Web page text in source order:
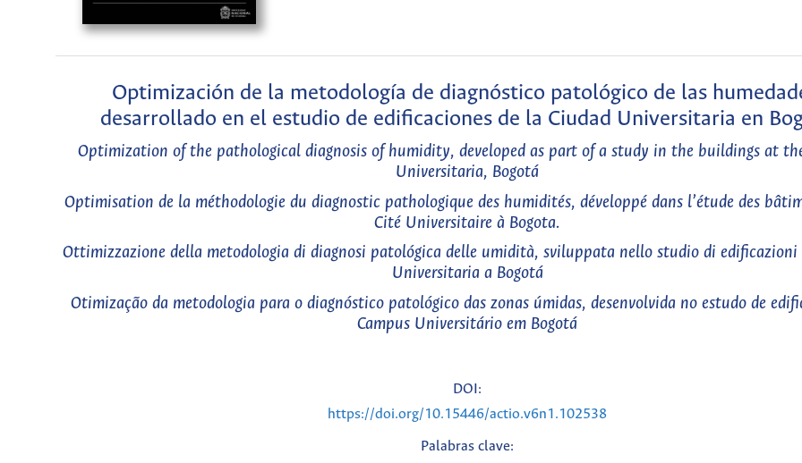
Optimización de la metodología de diagnóstico patológico de las
desarrollado en el estudio de edificaciones de la Ciudad Universitaria en
Optimization of the pathological diagnosis of humidity, developed as part of a study in the buildings at
Universitaria, Bogotá
Optimisation de la méthodologie du diagnostic pathologique des humidités, développé dans l’étude des
Cité Universitaire à Bogota.
Ottimizzazione della metodologia di diagnosi patológica delle umidità, sviluppata nello studio di
Universitaria a Bogotá
Otimização da metodologia para o diagnóstico patológico das zonas úmidas, desenvolvida no estudo de
Campus Universitário em Bogotá
DOI:
https://doi.org/10.15446/actio.v6n1.102538
Palabras clave: